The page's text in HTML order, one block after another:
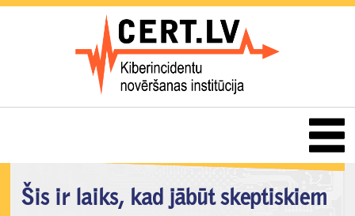
Šis ir laiks, kad jābūt skeptiskiem